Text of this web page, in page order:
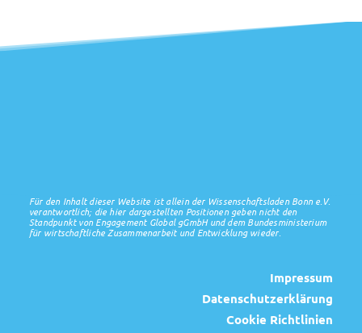
Für den Inhalt dieser Website ist allein der Wissenschaftsladen Bonn e.V.
verantwortlich; die hier dargestellten Positionen geben nicht den
Standpunkt von Engagement Global gGmbH und dem Bundesministerium
für wirtschaftliche Zusammenarbeit und Entwicklung wieder.
Impressum
Datenschutzerklärung
Cookie Richtlinien